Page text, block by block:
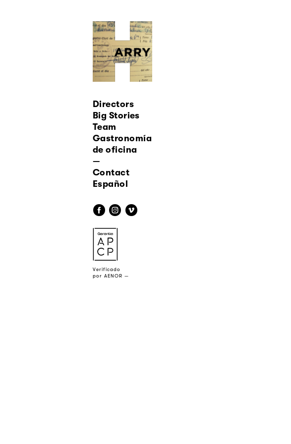
Directors
Big Stories
Team
Gastronomía
de oficina
—
Contact
Español
f i v
a
Verificado
por AENOR —